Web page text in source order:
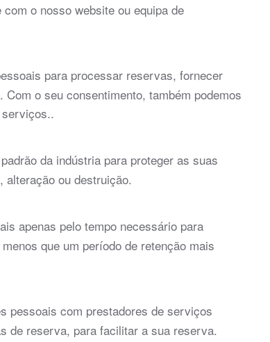
o nosso website ou equipa de
para processar reservas, fornecer
o seu consentimento, também podemos
da indústria para proteger as suas
alteração ou destruição.
apenas pelo tempo necessário para
que um período de retenção mais
pessoais com prestadores de serviços
de reserva, para facilitar a sua reserva.